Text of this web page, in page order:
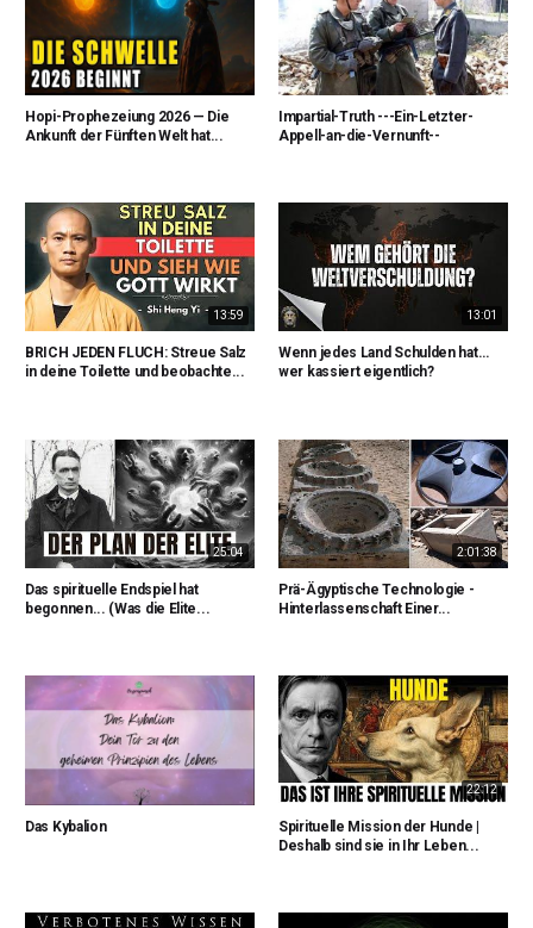
Hopi-Prophezeiung 2026 — Die
Ankunft der Fünften Welt hat...
Impartial-Truth ---Ein-Letzter-
Appell-an-die-Vernunft--
13:59
BRICH JEDEN FLUCH: Streue Salz
in deine Toilette und beobachte...
13:01
Wenn jedes Land Schulden hat…
wer kassiert eigentlich?
25:04
Das spirituelle Endspiel hat
begonnen... (Was die Elite...
2:01:38
Prä-Ägyptische Technologie -
Hinterlassenschaft Einer...
Das Kybalion
22:12
Spirituelle Mission der Hunde |
Deshalb sind sie in Ihr Leben...